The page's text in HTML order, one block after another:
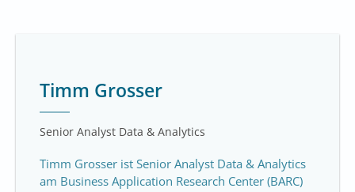
Timm Grosser
Senior Analyst Data & Analytics
Timm Grosser ist Senior Analyst Data & Analytics
am Business Application Research Center (BARC)